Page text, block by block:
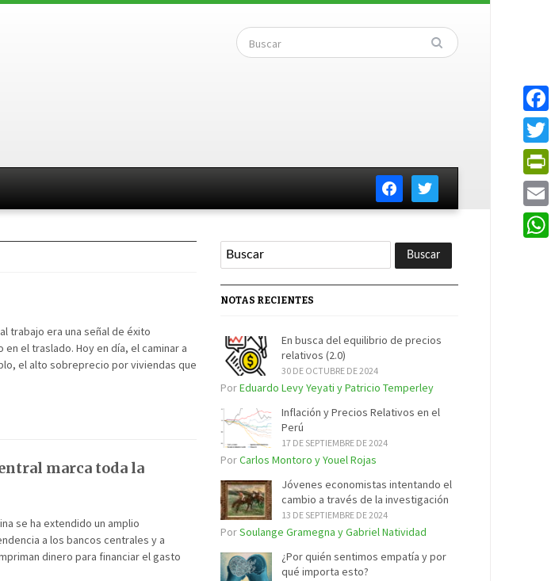
facebooktwitter
trabajo era una señal de éxito
el traslado. Hoy en día, el caminar a
el alto sobreprecio por viviendas que
marca toda la
se ha extendido un amplio
a los bancos centrales y a
dinero para financiar el gasto
NOTAS RECIENTES
En busca del equilibrio de precios
relativos (2.0)
30 DE OCTUBRE DE 2024
PorEduardo Levy Yeyati y Patricio Temperley
Inflación y Precios Relativos en el
Perú
17 DE SEPTIEMBRE DE 2024
PorCarlos Montoro y Youel Rojas
Jóvenes economistas intentando el
cambio a través de la investigación
13 DE SEPTIEMBRE DE 2024
PorSoulange Gramegna y Gabriel Natividad
¿Por quién sentimos empatía y por
qué importa esto?
Email